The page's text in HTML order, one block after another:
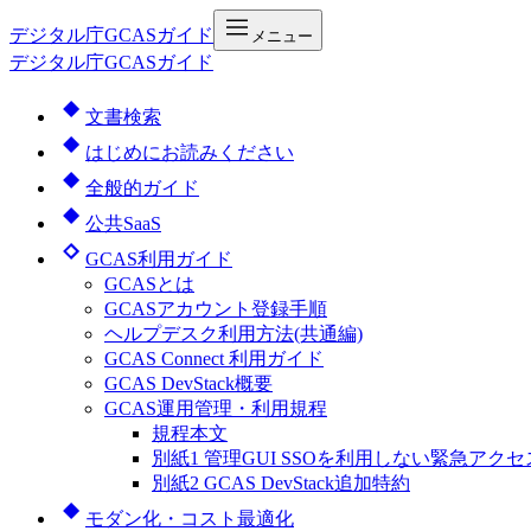
デジタル庁GCASガイド メニュー
デジタル庁GCASガイド
文書検索
はじめにお読みください
全般的ガイド
公共SaaS
GCAS利用ガイド
GCASとは
GCASアカウント登録手順
ヘルプデスク利用方法(共通編)
GCAS Connect 利用ガイド
GCAS DevStack概要
GCAS運用管理・利用規程
規程本文
別紙1 管理GUI SSOを利用しない緊急アクセ
別紙2 GCAS DevStack追加特約
モダン化・コスト最適化